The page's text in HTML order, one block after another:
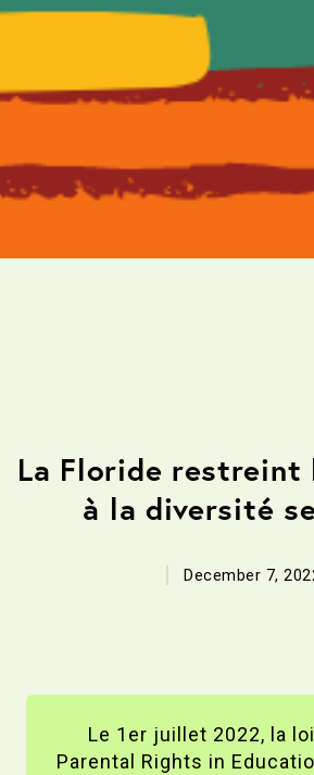
La Floride restreint
à la diversité
December 7,
Le 1er juillet 2022, la
Parental Rights in